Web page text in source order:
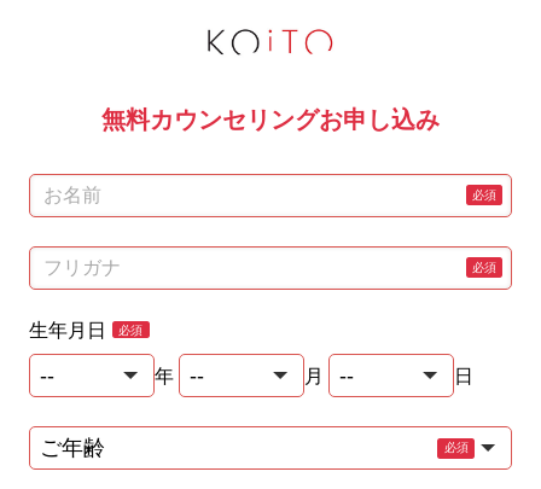
無料カウンセリングお申し込み
お名前
フリガナ
生年月日
年 月 日